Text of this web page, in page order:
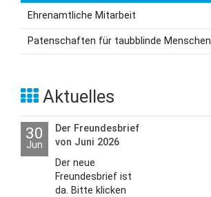
Ehrenamtliche Mitarbeit
Patenschaften für taubblinde Menschen
Aktuelles
30
Jun
Der Freundesbrief
von Juni 2026
Der neue
Freundesbrief ist
da. Bitte klicken